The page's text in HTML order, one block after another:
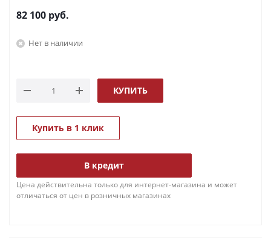
82 100 руб.
Нет в наличии
КУПИТЬ
Купить в 1 клик
В кредит
Цена действительна только для интернет-магазина и может
отличаться от цен в розничных магазинах